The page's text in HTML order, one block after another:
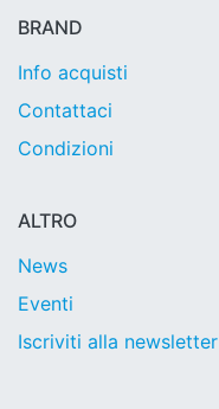
BRAND
Info acquisti
Contattaci
Condizioni
ALTRO
News
Eventi
Iscriviti alla newsletter